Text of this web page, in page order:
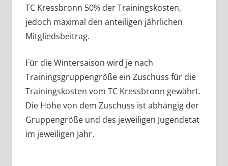
TC Kressbronn 50% der Trainingskosten,
jedoch maximal den anteiligen jährlichen
Mitgliedsbeitrag.
Für die Wintersaison wird je nach
Trainingsgruppengröße ein Zuschuss für die
Trainingskosten vom TC Kressbronn gewährt.
Die Höhe von dem Zuschuss ist abhängig der
Gruppengröße und des jeweiligen Jugendetat
im jeweiligen Jahr.